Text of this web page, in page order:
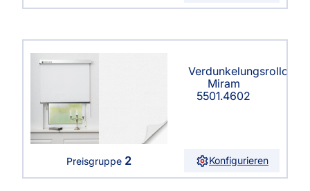
Verdunkelungsrollo
Miram
5501.4602
Preisgruppe 2 Konfigurieren